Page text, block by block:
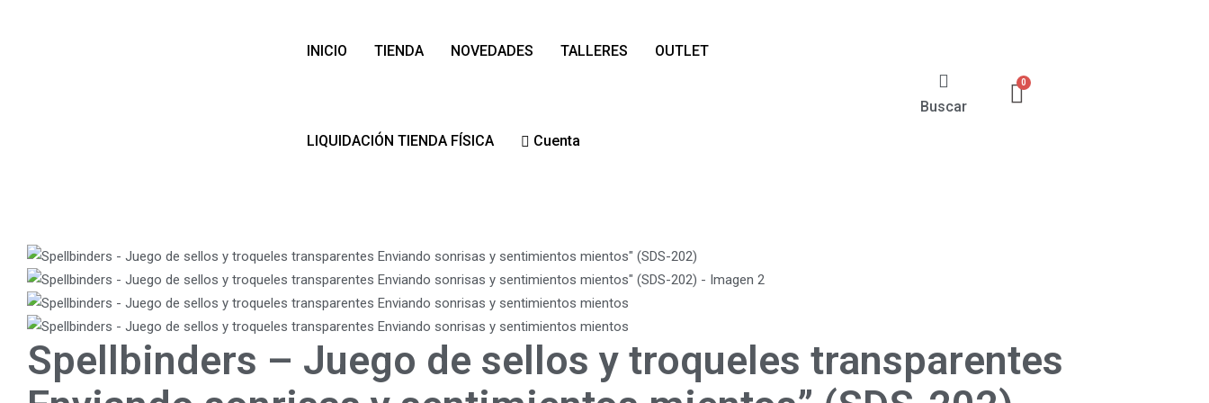
INICIO TIENDA NOVEDADES TALLERES OUTLET
LIQUIDACIÓN TIENDA FÍSICA Cuenta
Buscar
Spellbinders – Juego de sellos y troqueles transparentes